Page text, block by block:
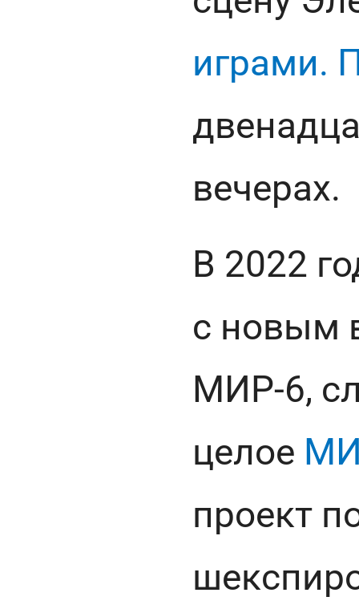
играми.
вечерах.
В 2022
с новым
МИР-6,
целое
проект